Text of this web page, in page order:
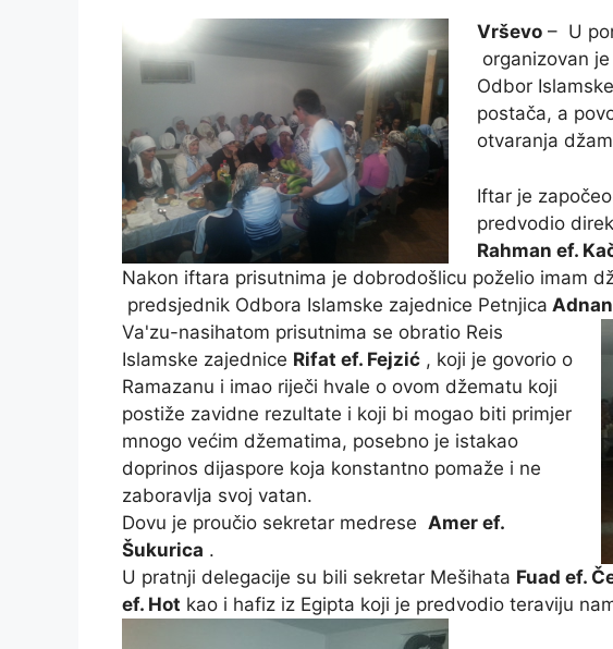
Vrševo– U
organizovan
Odbor
postača, a
otvaranja
Iftar je
predvodio
Rahman ef.
Nakon iftara prisutnima je dobrodošlicu poželio imam
predsjednik Odbora Islamske zajednice Petnjica
Va'zu-nasihatom prisutnima se obratio Reis
Islamske zajednice Rifat ef. Fejzić , koji je govorio o
Ramazanu i imao riječi hvale o ovom džematu koji
postiže zavidne rezultate i koji bi mogao biti primjer
mnogo većim džematima, posebno je istakao
doprinos dijaspore koja konstantno pomaže i ne
zaboravlja svoj vatan.
Dovu je proučio sekretar medrese Amer ef.
Šukurica .
U pratnji delegacije su bili sekretar Mešihata Fuad ef.
ef. Hot kao i hafiz iz Egipta koji je predvodio teraviju